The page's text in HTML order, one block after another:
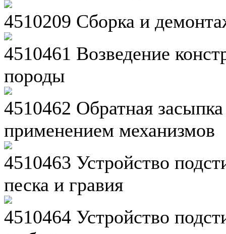
4510209 Сборка и
4510461 Возведение
породы
4510462 Обратная
применением механизмов
4510463 Устройство
песка и гравия
4510464 Устройство